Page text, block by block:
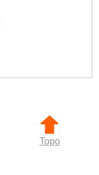
Topo